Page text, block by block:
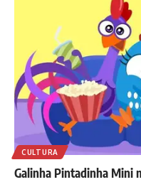
CULTURA
Galinha Pintadinha Mini